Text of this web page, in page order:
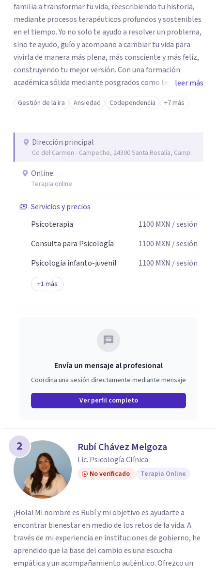
familia a transformar tu vida, reescribiendo tu historia,
mediante procesos terapéuticos profundos y sostenibles
en el tiempo. Yo no solo te ayudo a resolver un problema,
sino te ayudo, guío y acompaño a cambiar tu vida para
vivirla de manera más plena, más consciente y más feliz,
construyendo tu mejor versión. Con una formación
académica sólida mediante posgrados como terapeuta
breve, familiar e infantil, así como con respaldo
profesional y experiencia clínica de más de 26 años y
auténtica y comunicación clara y directa para darte
seguridad emocional y una dirección firme de tu proceso
de cambio.
leer más
Gestión de la ira Ansiedad Codependencia +7 más
Dirección principal
Cd del Carmen - Campeche, 24300 Santa Rosalía, Camp.
Online
Terapia online
Servicios y precios
Psicoterapia
1100 MXN / sesión
Consulta para Psicología
1100 MXN / sesión
Psicología infanto-juvenil
1100 MXN / sesión
+1 más
Envía un mensaje al profesional
Coordina una sesión directamente mediante mensaje
Ver perfil completo
2 Rubí Chávez Melgoza
Lic. Psicología Clínica
No verificado Terapia Online
¡Hola! Mi nombre es Rubí y mi objetivo es ayudarte a
encontrar bienestar en medio de los retos de la vida. A
través de mi experiencia en instituciones de gobierno, he
aprendido que la base del cambio es una escucha
empática y un acompañamiento auténtico. ​Ofrezco un